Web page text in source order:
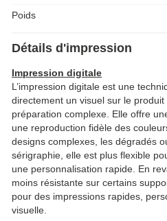
Poids
Détails d'impression
Impression digitale
L’impression digitale est une
directement un visuel sur le
préparation complexe. Elle offre
une reproduction fidèle des
designs complexes, les dégradés
sérigraphie, elle est plus flexible
une personnalisation rapide. En
moins résistante sur certains
pour des impressions rapides,
visuelle.